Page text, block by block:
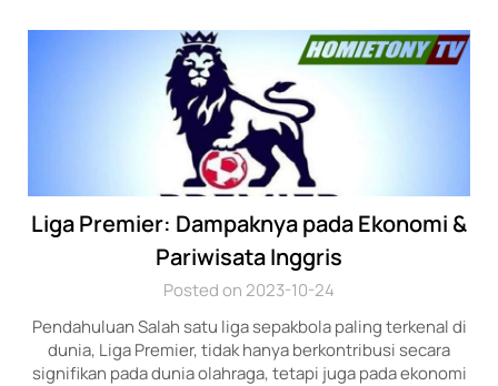
Liga Premier: Dampaknya pada Ekonomi &
Pariwisata Inggris
Posted on 2023-10-24
Pendahuluan Salah satu liga sepakbola paling terkenal di
dunia, Liga Premier, tidak hanya berkontribusi secara
signifikan pada dunia olahraga, tetapi juga pada ekonomi